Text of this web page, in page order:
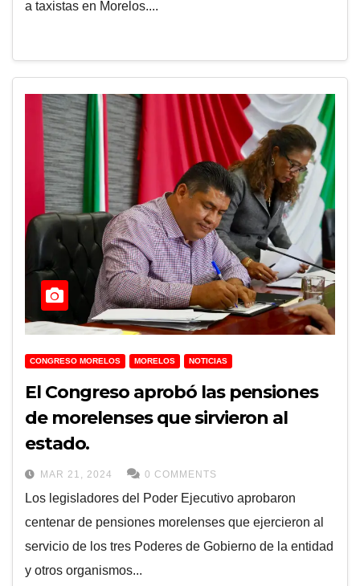
a taxistas en Morelos....
CONGRESO MORELOS MORELOS NOTICIAS
El Congreso aprobó las pensiones
de morelenses que sirvieron al
estado.
MAR 21, 2024 0 COMMENTS
Los legisladores del Poder Ejecutivo aprobaron
centenar de pensiones morelenses que ejercieron al
servicio de los tres Poderes de Gobierno de la entidad
y otros organismos...